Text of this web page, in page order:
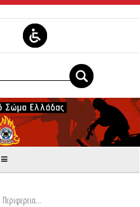
Περιφερειακά Επιχειρησιακά Προγράμματα 2014-2020